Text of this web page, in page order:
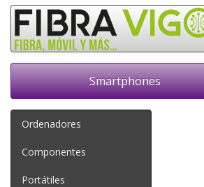
Smartphones
Ordenadores
Componentes
Portátiles